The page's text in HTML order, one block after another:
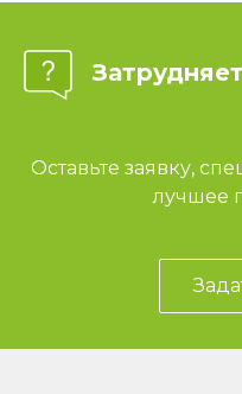
Оставьте заявку,
лучшее